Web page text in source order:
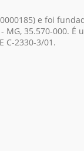
e foi
35.570-000.
C-2330-3/01.